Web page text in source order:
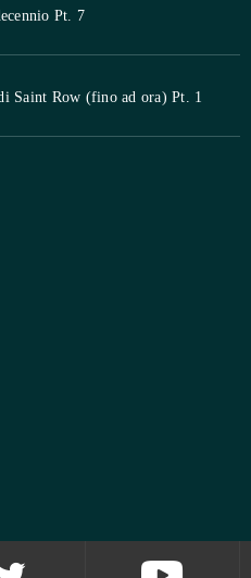
Pt. 7
Saint Row (fino ad ora) Pt. 1